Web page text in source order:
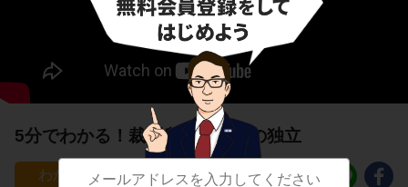
5分でわかる！裁判所と司法権の独立
275